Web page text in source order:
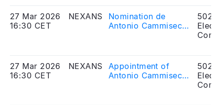
27 Mar 2026
16:30 CET
NEXANS
Nomination de
Antonio Cammisecra
Soininen en qualité
d’administrateur
27 Mar 2026
16:30 CET
NEXANS
Appointment of
Antonio Cammisecra